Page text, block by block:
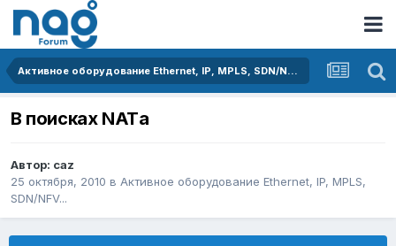
Активное оборудование Ethernet, IP, MPLS, SDN/NFV...
В поисках NATа
Автор: caz
25 октября, 2010 в Активное оборудование Ethernet, IP, MPLS,
SDN/NFV...